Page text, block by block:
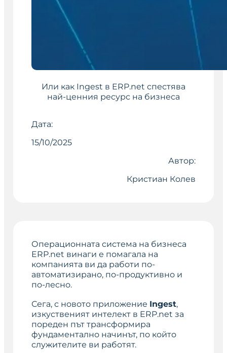
Или как Ingest в ERP.net спестява
най-ценния ресурс на бизнеса
Дата:
15/10/2025
Автор:
Кристиан Колев
Операционната система на бизнеса
ERP.net винаги е помагала на
компанията ви да работи по-
автоматизирано, по-продуктивно и
по-лесно.
Сега, с новото приложение Ingest,
изкуственият интелект в ERP.net за
пореден път трансформира
фундаментално начинът, по който
служителите ви работят.